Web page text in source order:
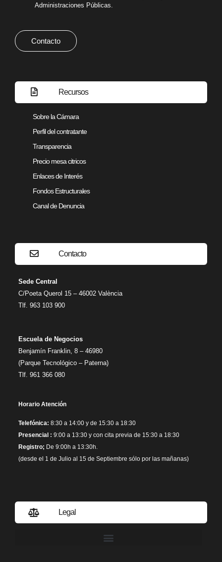
Administraciones Públicas.
Contacto
Recursos
Sobre la Cámara
Perfil del contratante
Transparencia
Precio mesa citricos
Enlaces de Interés
Fondos Estructurales
Canal de Denuncia
Contacto
Sede Central
C/Poeta Querol 15 – 46002 València
Tlf. 963 103 900
Escuela de Negocios
Benjamín Franklin, 8 – 46980
(Parque Tecnológico – Paterna)
Tlf. 961 366 080
Horario Atención
Telefónica: 8:30 a 14:00 y de 15:30 a 18:30
Presencial : 9:00 a 13:30 y con cita previa de 15:30 a 18:30
Registro; De 9:00h a 13:30h.
(desde el 1 de Julio al 15 de Septiembre sólo por las mañanas)
Legal